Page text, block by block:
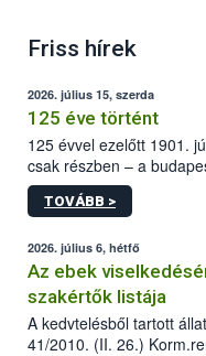
Friss hírek
2026. július 15, szerda
125 éve történt
125 évvel ezelőtt 1901.
csak részben – a
állomás a Kis Rókus
tervezett új épületébe.
TOVÁBB >
2026. július 6, hétfő
Az ebek
szakértők listája
A kedvtelésből tartott
41/2010. (II. 26.)